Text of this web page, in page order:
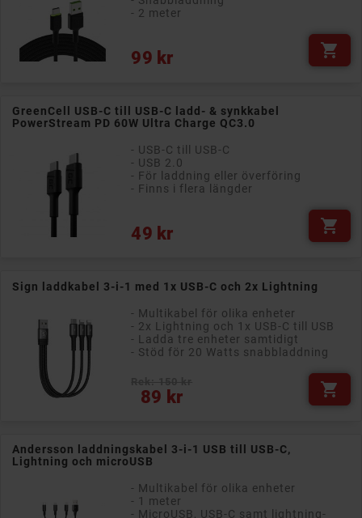
- 2 meter
99 kr
Pris 
GreenCell USB-C till USB-C ladd- & synkkabel
PowerStream PD 60W Ultra Charge QC3.0
- USB-C till USB-C
- USB 2.0
- För laddning eller överföring
- Finns i flera längder
49 kr
Pris 
Sign laddkabel 3-i-1 med 1x USB-C och 2x Lightning
- Multikabel för olika enheter
- 2x Lightning och 1x USB-C till USB
- Ladda tre enheter samtidigt
- Stöd för 20 Watts snabbladdning
89 kr
Pris 
Andersson laddningskabel 3-i-1 USB till USB-C,
Lightning och microUSB
- Multikabel för olika enheter
- 1 meter
- MicroUSB, USB-C samt lightning-